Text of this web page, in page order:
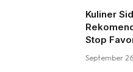
Kuliner
Stop
September